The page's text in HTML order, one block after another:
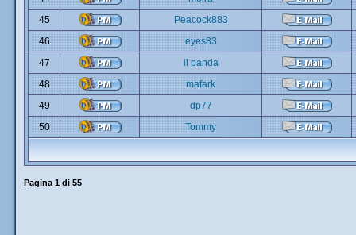
45
Peacock883
46
eyes83
47
il panda
48
mafark
49
dp77
50
Tommy
Pagina 1 di 55